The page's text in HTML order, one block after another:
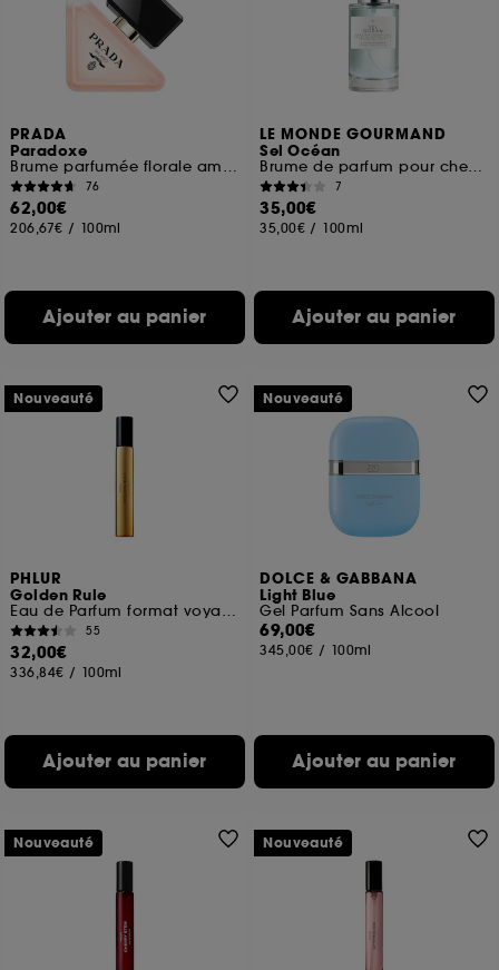
PRADA
Paradoxe
Brume parfumée florale ambrée pour les cheveux
76
62,00€
206,67€ / 100ml
Ajouter au panier
LE MONDE GOURMAND
Sel Océan
Brume de parfum pour cheveux et corps
7
35,00€
35,00€ / 100ml
Ajouter au panier
PHLUR
Golden Rule
Eau de Parfum format voyage
55
32,00€
336,84€ / 100ml
Ajouter au panier
Nouveauté
DOLCE & GABBANA
Light Blue
Gel Parfum Sans Alcool
69,00€
345,00€ / 100ml
Ajouter au panier
Nouveauté
Nouveauté Nouveauté
finalités acceptées, avec les données personnelles
collectées ou générées lors de votre activité en ligne
ou en magasin. Pour refuser tous les cookies, cliques
sur "continuer sans accepter". Voous pouvez à tout
souhaitez obtenir plus d'information sur les cookies
utilisés,